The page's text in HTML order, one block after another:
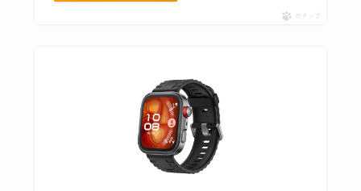
ポチップ